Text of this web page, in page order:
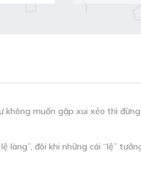
không muốn gặp xui xẻo thì
làng”, đôi khi những cái “lệ”